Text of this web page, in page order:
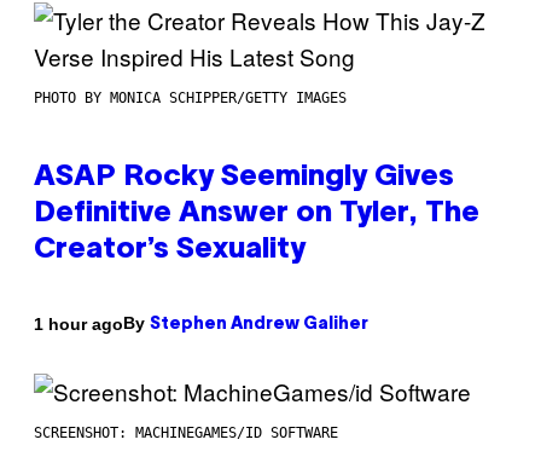
PHOTO BY MONICA SCHIPPER/GETTY IMAGES
ASAP Rocky Seemingly Gives
Definitive Answer on Tyler, The
Creator’s Sexuality
1 hour agoBy Stephen Andrew Galiher
SCREENSHOT: MACHINEGAMES/ID SOFTWARE